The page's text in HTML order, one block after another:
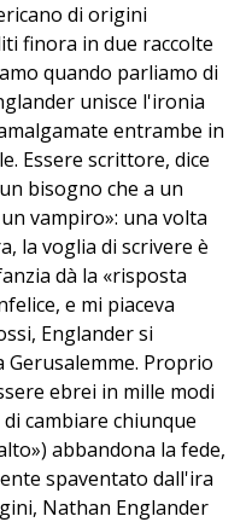
di origini
finora in due raccolte
quando parliamo di
unisce l'ironia
entrambe in
Essere scrittore, dice
bisogno che a un
vampiro»: una volta
la voglia di scrivere è
dà la «risposta
e mi piaceva
Englander si
Gerusalemme. Proprio
ebrei in mille modi
cambiare chiunque
abbandona la fede,
spaventato dall'ira
Nathan Englander